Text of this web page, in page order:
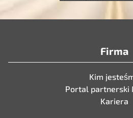
Firma
Kim
Portal partnerski
Kariera